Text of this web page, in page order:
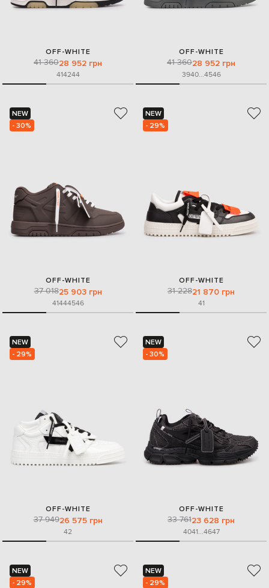
OFF-WHITE
41 36028 952 грн
414244
OFF-WHITE
41 36028 952 грн
3940...4546
NEW
- 30%
OFF-WHITE
37 01825 903 грн
41444546
NEW
- 29%
OFF-WHITE
31 22821 870 грн
41
NEW
- 29%
OFF-WHITE
37 94926 575 грн
42
NEW
- 30%
OFF-WHITE
33 76123 628 грн
4041...4647
NEW
- 29%
NEW
- 29%